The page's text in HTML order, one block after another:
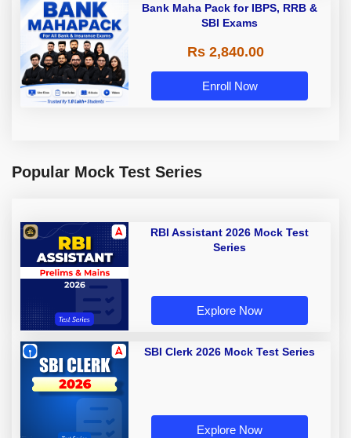
Bank Maha Pack for IBPS, RRB &
SBI Exams
Rs 2,840.00
Enroll Now
Popular Mock Test Series
RBI Assistant 2026 Mock Test
Series
Explore Now
SBI Clerk 2026 Mock Test Series
Explore Now